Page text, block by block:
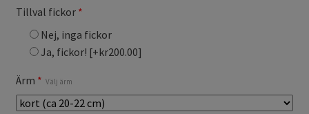
Tillval fickor*
Nej, inga fickor
Ja, fickor! [+kr200.00]
Ärm * Välj ärm